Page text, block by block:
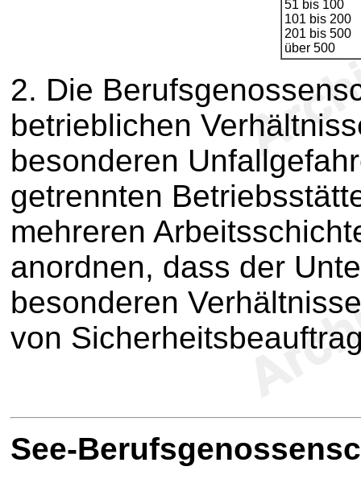
51 bis 100
101 bis 200
201 bis 500
über 500
2. Die
betrieblichen
besonderen
getrennten
mehreren
anordnen, dass der
besonderen
von
See-